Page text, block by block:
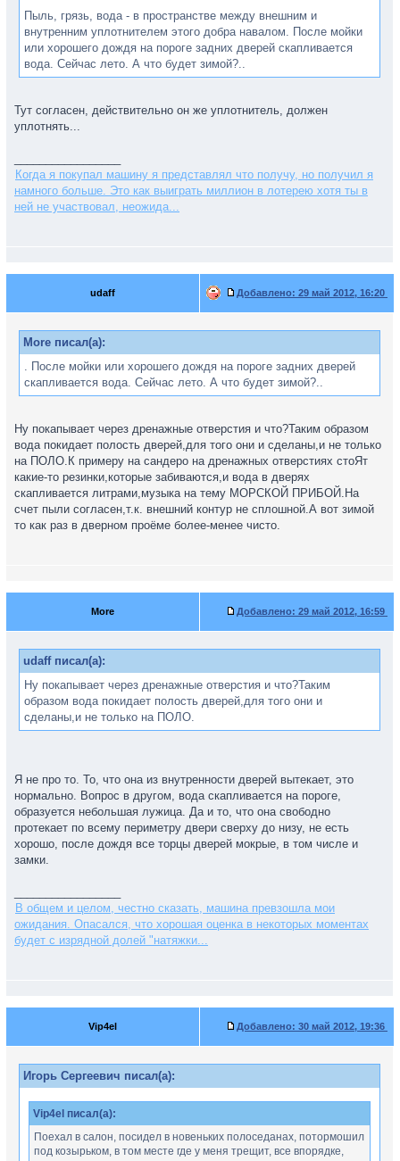
Пыль, грязь, вода - в пространстве между внешним и
внутренним уплотнителем этого добра навалом. После мойки
или хорошего дождя на пороге задних дверей скапливается
вода. Сейчас лето. А что будет зимой?..
Тут согласен, действительно он же уплотнитель, должен
уплотнять...
Когда я покупал машину я представлял что получу, но получил я
намного больше. Это как выиграть миллион в лотерею хотя ты в
ней не участвовал, неожида...
udaff Добавлено: 29 май 2012, 16:20
More писал(а):
. После мойки или хорошего дождя на пороге задних дверей
скапливается вода. Сейчас лето. А что будет зимой?..
Ну покапывает через дренажные отверстия и что?Таким образом
вода покидает полость дверей,для того они и сделаны,и не только
на ПОЛО.К примеру на сандеро на дренажных отверстиях стоЯт
какие-то резинки,которые забиваются,и вода в дверях
скапливается литрами,музыка на тему МОРСКОЙ ПРИБОЙ.На
счет пыли согласен,т.к. внешний контур не сплошной.А вот зимой
то как раз в дверном проёме более-менее чисто.
More Добавлено: 29 май 2012, 16:59
udaff писал(а):
Ну покапывает через дренажные отверстия и что?Таким
образом вода покидает полость дверей,для того они и
сделаны,и не только на ПОЛО.
Я не про то. То, что она из внутренности дверей вытекает, это
нормально. Вопрос в другом, вода скапливается на пороге,
образуется небольшая лужица. Да и то, что она свободно
протекает по всему периметру двери сверху до низу, не есть
хорошо, после дождя все торцы дверей мокрые, в том числе и
замки.
В общем и целом, честно сказать, машина превзошла мои
ожидания. Опасался, что хорошая оценка в некоторых моментах
будет с изрядной долей "натяжки...
Vip4el Добавлено: 30 май 2012, 19:36
Игорь Сергеевич писал(а):
Vip4el писал(а):
Поехал в салон, посидел в новеньких полоседанах, потормошил
под козырьком, в том месте где у меня трещит, все впорядке,